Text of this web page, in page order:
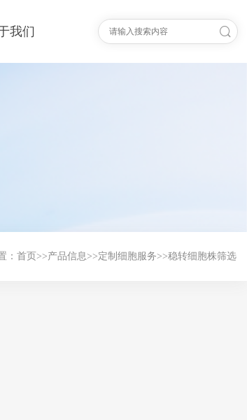
我们
： 首页 >>产品信息>>定制细胞服务>>稳转细胞株筛选